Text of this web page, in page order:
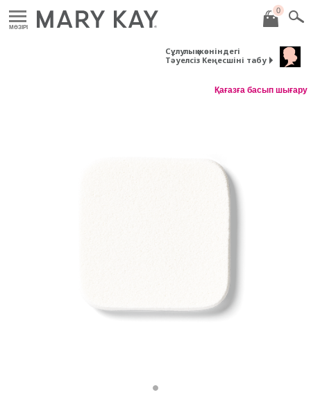
MӘЗІРІ
0
Сұлулық жөніндегі
Тәуелсіз Кеңесшіні табу
Қағазға басып шығару